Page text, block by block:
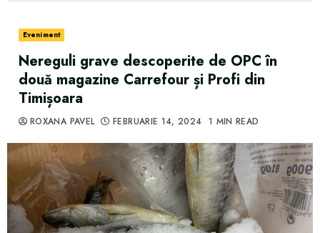
Eveniment
Nereguli grave descoperite de OPC în
două magazine Carrefour și Profi din
Timișoara
ROXANA PAVEL FEBRUARIE 14, 2024 1 MIN READ